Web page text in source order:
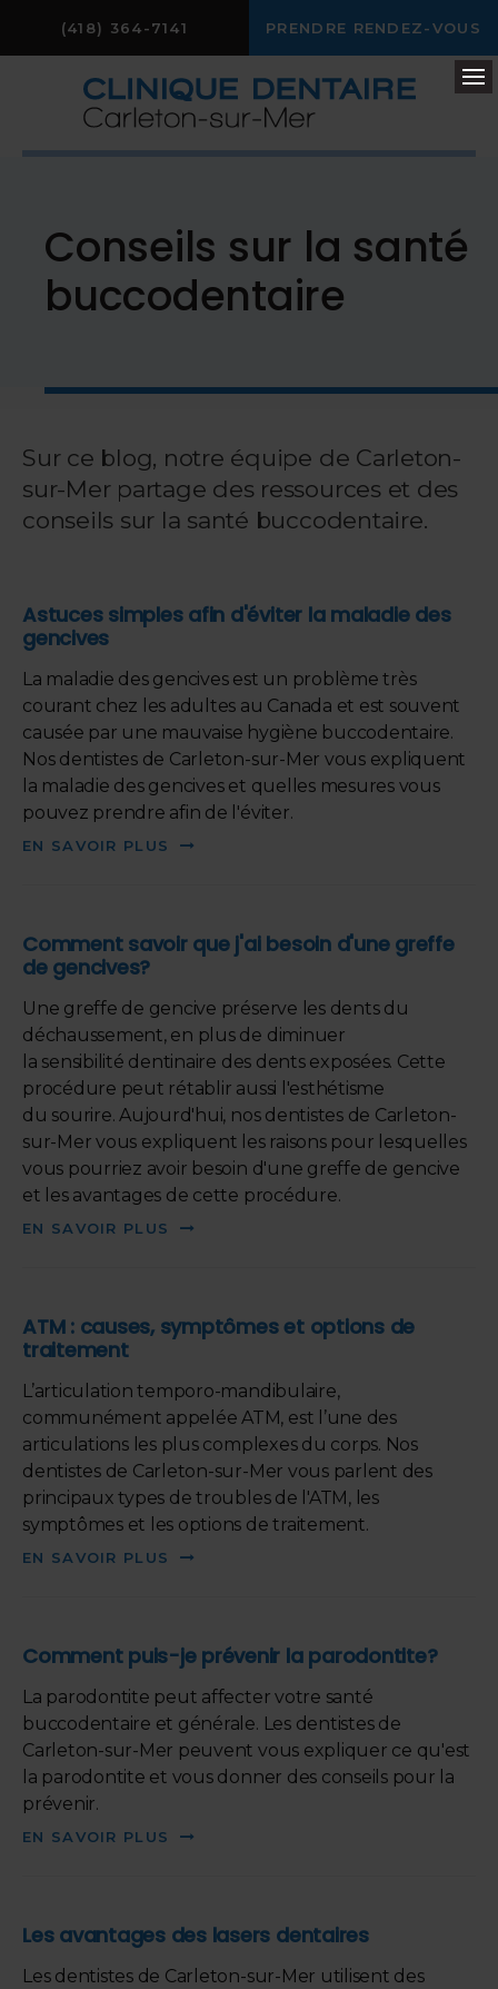
(418) 364-7141 PRENDRE RENDEZ-VOUS
Conseils sur la santé
buccodentaire
Sur ce blog, notre équipe de Carleton-
sur-Mer partage des ressources et des
conseils sur la santé buccodentaire.
Astuces simples afin d'éviter la maladie des
gencives
La maladie des gencives est un problème très
courant chez les adultes au Canada et est souvent
causée par une mauvaise hygiène buccodentaire.
Nos dentistes de Carleton-sur-Mer vous expliquent
la maladie des gencives et quelles mesures vous
pouvez prendre afin de l'éviter.
EN SAVOIR PLUS
Comment savoir que j'ai besoin d'une greffe
de gencives?
Une greffe de gencive préserve les dents du
déchaussement, en plus de diminuer
la sensibilité dentinaire des dents exposées. Cette
procédure peut rétablir aussi l'esthétisme
du sourire. Aujourd'hui, nos dentistes de Carleton-
sur-Mer vous expliquent les raisons pour lesquelles
vous pourriez avoir besoin d'une greffe de gencive
et les avantages de cette procédure.
EN SAVOIR PLUS
ATM : causes, symptômes et options de
traitement
L’articulation temporo-mandibulaire,
communément appelée ATM, est l’une des
articulations les plus complexes du corps. Nos
dentistes de Carleton-sur-Mer vous parlent des
principaux types de troubles de l'ATM, les
symptômes et les options de traitement.
EN SAVOIR PLUS
Comment puis-je prévenir la parodontite?
La parodontite peut affecter votre santé
buccodentaire et générale. Les dentistes de
Carleton-sur-Mer peuvent vous expliquer ce qu'est
la parodontite et vous donner des conseils pour la
prévenir.
EN SAVOIR PLUS
Les avantages des lasers dentaires
Les dentistes de Carleton-sur-Mer utilisent des